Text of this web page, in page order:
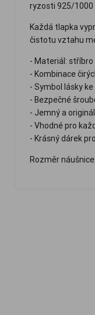
ryzosti 925/1000
Každá tlapka
čistotu vztahu
- Materiál:
- Kombinace
- Symbol lásky
- Bezpečné
- Jemný a
- Vhodné pro
- Krásný dárek
Rozměr